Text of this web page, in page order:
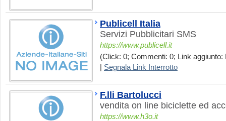
Publicell Italia
Servizi Pubblicitari SMS
https://www.publicell.it
(Click: 0; Commenti: 0; Link aggiunto:
Segnala Link Interrotto
F.lli Bartolucci
vendita on line biciclette ed
https://www.h3o.it